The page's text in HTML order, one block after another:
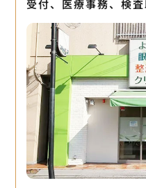
受付、医療事務、検